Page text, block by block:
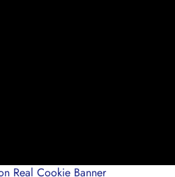
Real Cookie Banner